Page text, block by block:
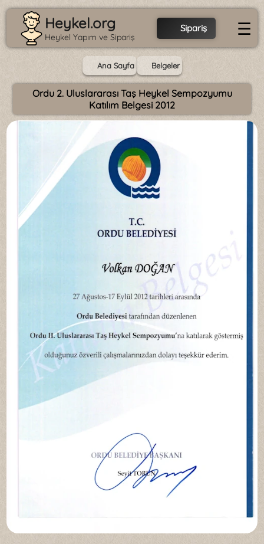
Heykel.org
Heykel Yapım ve Sipariş
Sipariş ☰
Ana Sayfa Belgeler
Ordu 2. Uluslararası Taş Heykel Sempozyumu
Katılım Belgesi 2012